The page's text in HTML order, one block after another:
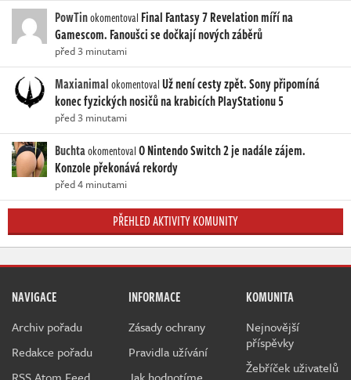
PowTinokomentoval Final Fantasy 7 Revelation míří na
Gamescom. Fanoušci se dočkají nových záběrů
před 3 minutami
MaxianimalokomentovalUž není cesty zpět. Sony připomíná
konec fyzických nosičů na krabicích PlayStationu 5
před 3 minutami
BuchtaokomentovalO Nintendo Switch 2 je nadále zájem.
Konzole překonává rekordy
před 4 minutami
PŘEHLED AKTIVITY KOMUNITY
NAVIGACE
Archiv pořadu
Redakce pořadu
RSS Atom Feed
INFORMACE
Zásady ochrany
Pravidla užívání
Jak hodnotíme
KOMUNITA
Nejnovější
příspěvky
Žebříček uživatelů